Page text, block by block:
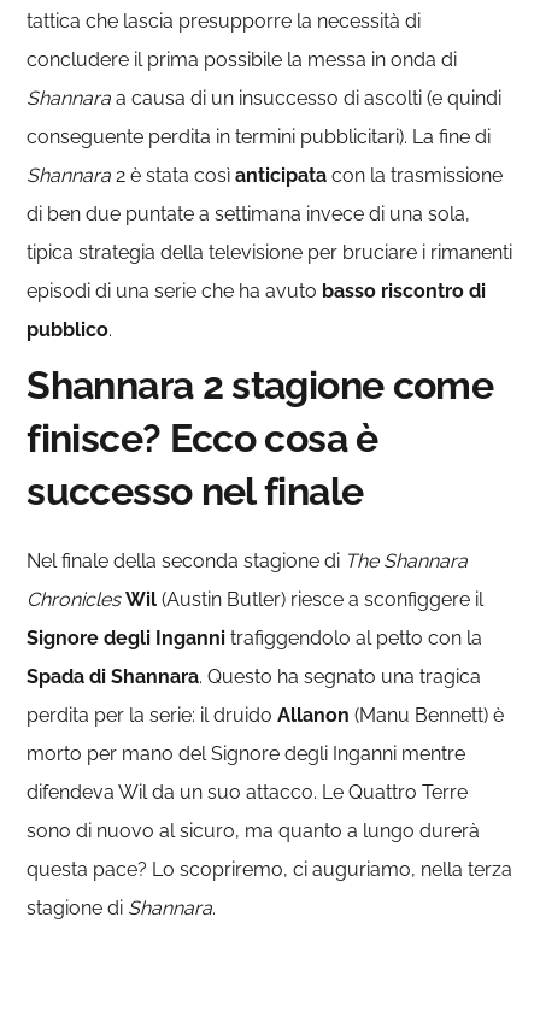
tattica che lascia presupporre la necessità di
concludere il prima possibile la messa in onda di
Shannara a causa di un insuccesso di ascolti (e quindi
conseguente perdita in termini pubblicitari). La fine di
Shannara 2 è stata cosìanticipata con la trasmissione
di ben due puntate a settimana invece di una sola,
tipica strategia della televisione per bruciare i rimanenti
episodi di una serie che ha avuto basso riscontro di
pubblico.
Shannara 2 stagione come
finisce? Ecco cosa è
successo nel finale
Nel finale della seconda stagione di The Shannara
Chronicles Wil (Austin Butler) riesce a sconfiggere il
Signore degli Inganni trafiggendolo al petto con la
Spada di Shannara. Questo ha segnato una tragica
perdita per la serie: il druidoAllanon (Manu Bennett) è
morto per mano del Signore degli Inganni mentre
difendeva Wil da un suo attacco. Le Quattro Terre
sono di nuovo al sicuro, ma quanto a lungo durerà
questa pace? Lo scopriremo, ci auguriamo, nella terza
stagione di Shannara.